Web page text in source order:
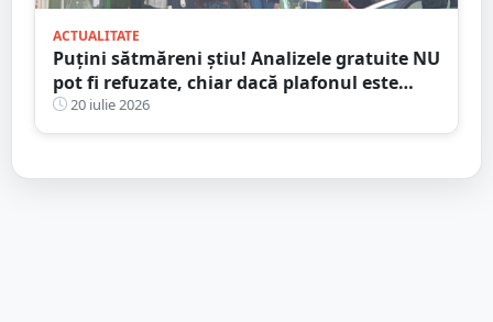
ACTUALITATE
Puțini sătmăreni știu! Analizele gratuite NU
pot fi refuzate, chiar dacă plafonul este
epuizat
20 iulie 2026